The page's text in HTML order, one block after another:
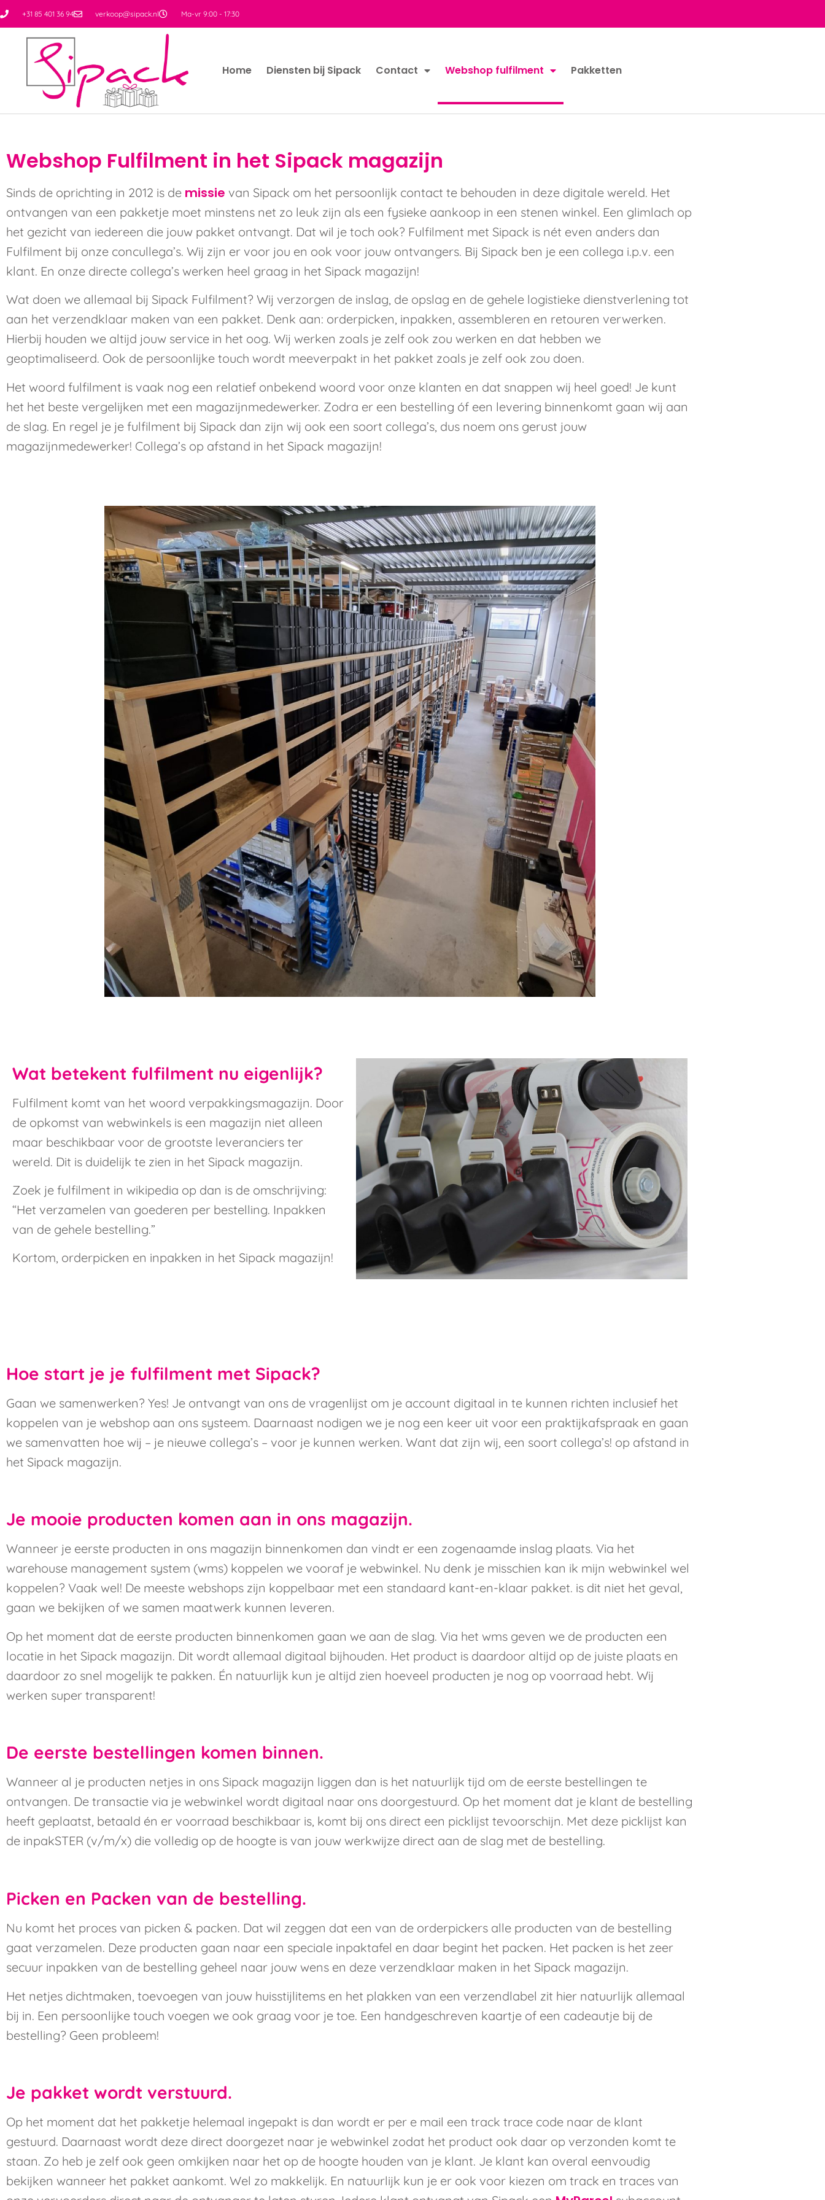
+31 85 401 36 94 verkoop@sipack.nl Ma-vr 9:00 - 17:30
Home Diensten bij Sipack Contact Webshop fulfilment Pakketten
Webshop Fulfilment in het Sipack magazijn
Sinds de oprichting in 2012 is de missie van Sipack om het persoonlijk contact te behouden in deze digitale wereld. Het
ontvangen van een pakketje moet minstens net zo leuk zijn als een fysieke aankoop in een stenen winkel. Een glimlach op
het gezicht van iedereen die jouw pakket ontvangt. Dat wil je toch ook? Fulfilment met Sipack is nét even anders dan
Fulfilment bij onze concullega’s. Wij zijn er voor jou en ook voor jouw ontvangers. Bij Sipack ben je een collega i.p.v. een
klant. En onze directe collega’s werken heel graag in het Sipack magazijn!
Wat doen we allemaal bij Sipack Fulfilment? Wij verzorgen de inslag, de opslag en de gehele logistieke dienstverlening tot
aan het verzendklaar maken van een pakket. Denk aan: orderpicken, inpakken, assembleren en retouren verwerken.
Hierbij houden we altijd jouw service in het oog. Wij werken zoals je zelf ook zou werken en dat hebben we
geoptimaliseerd. Ook de persoonlijke touch wordt meeverpakt in het pakket zoals je zelf ook zou doen.
Het woord fulfilment is vaak nog een relatief onbekend woord voor onze klanten en dat snappen wij heel goed! Je kunt
het het beste vergelijken met een magazijnmedewerker. Zodra er een bestelling óf een levering binnenkomt gaan wij aan
de slag. En regel je je fulfilment bij Sipack dan zijn wij ook een soort collega’s, dus noem ons gerust jouw
magazijnmedewerker! Collega’s op afstand in het Sipack magazijn!
Wat betekent fulfilment nu eigenlijk?
Fulfilment komt van het woord verpakkingsmagazijn. Door
de opkomst van webwinkels is een magazijn niet alleen
maar beschikbaar voor de grootste leveranciers ter
wereld. Dit is duidelijk te zien in het Sipack magazijn.
Zoek je fulfilment in wikipedia op dan is de omschrijving:
“Het verzamelen van goederen per bestelling. Inpakken
van de gehele bestelling.”
Kortom, orderpicken en inpakken in het Sipack magazijn!
Hoe start je je fulfilment met Sipack?
Gaan we samenwerken? Yes! Je ontvangt van ons de vragenlijst om je account digitaal in te kunnen richten inclusief het
koppelen van je webshop aan ons systeem. Daarnaast nodigen we je nog een keer uit voor een praktijkafspraak en gaan
we samenvatten hoe wij – je nieuwe collega’s – voor je kunnen werken. Want dat zijn wij, een soort collega’s! op afstand in
het Sipack magazijn.
Je mooie producten komen aan in ons magazijn.
Wanneer je eerste producten in ons magazijn binnenkomen dan vindt er een zogenaamde inslag plaats. Via het
warehouse management system (wms) koppelen we vooraf je webwinkel. Nu denk je misschien kan ik mijn webwinkel wel
koppelen? Vaak wel! De meeste webshops zijn koppelbaar met een standaard kant-en-klaar pakket. is dit niet het geval,
gaan we bekijken of we samen maatwerk kunnen leveren.
Op het moment dat de eerste producten binnenkomen gaan we aan de slag. Via het wms geven we de producten een
locatie in het Sipack magazijn. Dit wordt allemaal digitaal bijhouden. Het product is daardoor altijd op de juiste plaats en
daardoor zo snel mogelijk te pakken. Én natuurlijk kun je altijd zien hoeveel producten je nog op voorraad hebt. Wij
werken super transparent!
De eerste bestellingen komen binnen.
Wanneer al je producten netjes in ons Sipack magazijn liggen dan is het natuurlijk tijd om de eerste bestellingen te
ontvangen. De transactie via je webwinkel wordt digitaal naar ons doorgestuurd. Op het moment dat je klant de bestelling
heeft geplaatst, betaald én er voorraad beschikbaar is, komt bij ons direct een picklijst tevoorschijn. Met deze picklijst kan
de inpakSTER (v/m/x) die volledig op de hoogte is van jouw werkwijze direct aan de slag met de bestelling.
Picken en Packen van de bestelling.
Nu komt het proces van picken & packen. Dat wil zeggen dat een van de orderpickers alle producten van de bestelling
gaat verzamelen. Deze producten gaan naar een speciale inpaktafel en daar begint het packen. Het packen is het zeer
secuur inpakken van de bestelling geheel naar jouw wens en deze verzendklaar maken in het Sipack magazijn.
Het netjes dichtmaken, toevoegen van jouw huisstijlitems en het plakken van een verzendlabel zit hier natuurlijk allemaal
bij in. Een persoonlijke touch voegen we ook graag voor je toe. Een handgeschreven kaartje of een cadeautje bij de
bestelling? Geen probleem!
Je pakket wordt verstuurd.
Op het moment dat het pakketje helemaal ingepakt is dan wordt er per e mail een track trace code naar de klant
gestuurd. Daarnaast wordt deze direct doorgezet naar je webwinkel zodat het product ook daar op verzonden komt te
staan. Zo heb je zelf ook geen omkijken naar het op de hoogte houden van je klant. Je klant kan overal eenvoudig
bekijken wanneer het pakket aankomt. Wel zo makkelijk. En natuurlijk kun je er ook voor kiezen om track en traces van